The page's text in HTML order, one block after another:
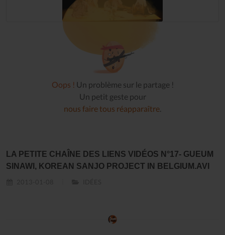
Oops ! Un problème sur le partage !
Un petit geste pour
nous faire tous réapparaître.
LA PETITE CHAÎNE DES LIENS VIDÉOS N°17- GUEUM
SINAWI, KOREAN SANJO PROJECT IN BELGIUM.AVI